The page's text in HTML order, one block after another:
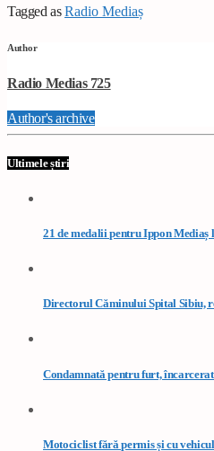
Tagged asRadio Mediaș
Author
Radio Medias 725
Author's archive
Ultimele știri
21 de medalii pentru Ippon Mediaș
Directorul Căminului Spital Sibiu,
Condamnată pentru furt,
Motociclist fără permis și cu